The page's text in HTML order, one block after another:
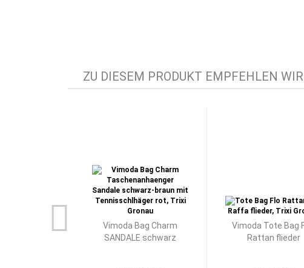
ZU DIESEM PRODUKT EMPFEHLEN
Vimoda Bag Charm
SANDALE schwarz
Vimoda Tote Bag
Rattan flieder